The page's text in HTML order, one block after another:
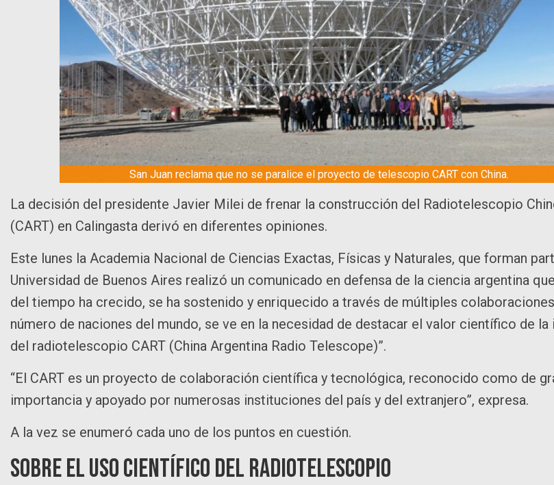
San Juan reclama que no se paralice el proyecto de telescopio CART con China.
La decisión del presidente Javier Milei de frenar la construcción del Radiotelescopio
(CART) en Calingasta derivó en diferentes opiniones.
Este lunes la Academia Nacional de Ciencias Exactas, Físicas y Naturales, que forman
Universidad de Buenos Aires realizó un comunicado en defensa de la ciencia argentina
del tiempo ha crecido, se ha sostenido y enriquecido a través de múltiples
número de naciones del mundo, se ve en la necesidad de destacar el valor científico de la
del radiotelescopio CART (China Argentina Radio Telescope)”.
“El CART es un proyecto de colaboración científica y tecnológica, reconocido como de
importancia y apoyado por numerosas instituciones del país y del extranjero”, expresa.
A la vez se enumeró cada uno de los puntos en cuestión.
SOBRE EL USO CIENTÍFICO DEL RADIOTELESCOPIO